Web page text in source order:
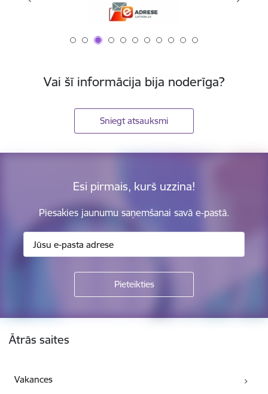
Vai šī informācija bija noderīga?
Sniegt atsauksmi
Esi pirmais, kurš uzzina!
Piesakies jaunumu saņemšanai savā e-pastā.
Kājene
Ātrās saites
Vakances